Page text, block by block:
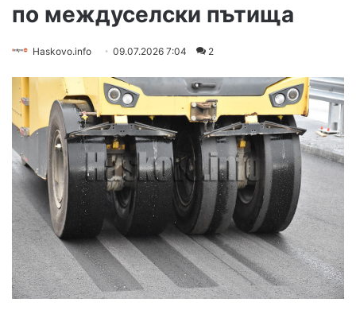
по междуселски пътища
Haskovo.info 09.07.2026 7:04 2